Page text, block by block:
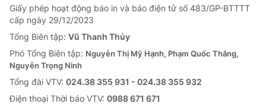
Giấy phép hoạt động báo in và báo điện tử số 483/GP-BTTTT
cấp ngày 29/12/2023
Tổng Biên tập: Vũ Thanh Thủy
Phó Tổng Biên tập: Nguyễn Thị Mỹ Hạnh, Phạm Quốc Thắng,
Nguyễn Trọng Ninh
Tổng đài VTV: 024.38 355 931 - 024.38 355 932
Ðiện thoại Thời báo VTV: 0988 671 671